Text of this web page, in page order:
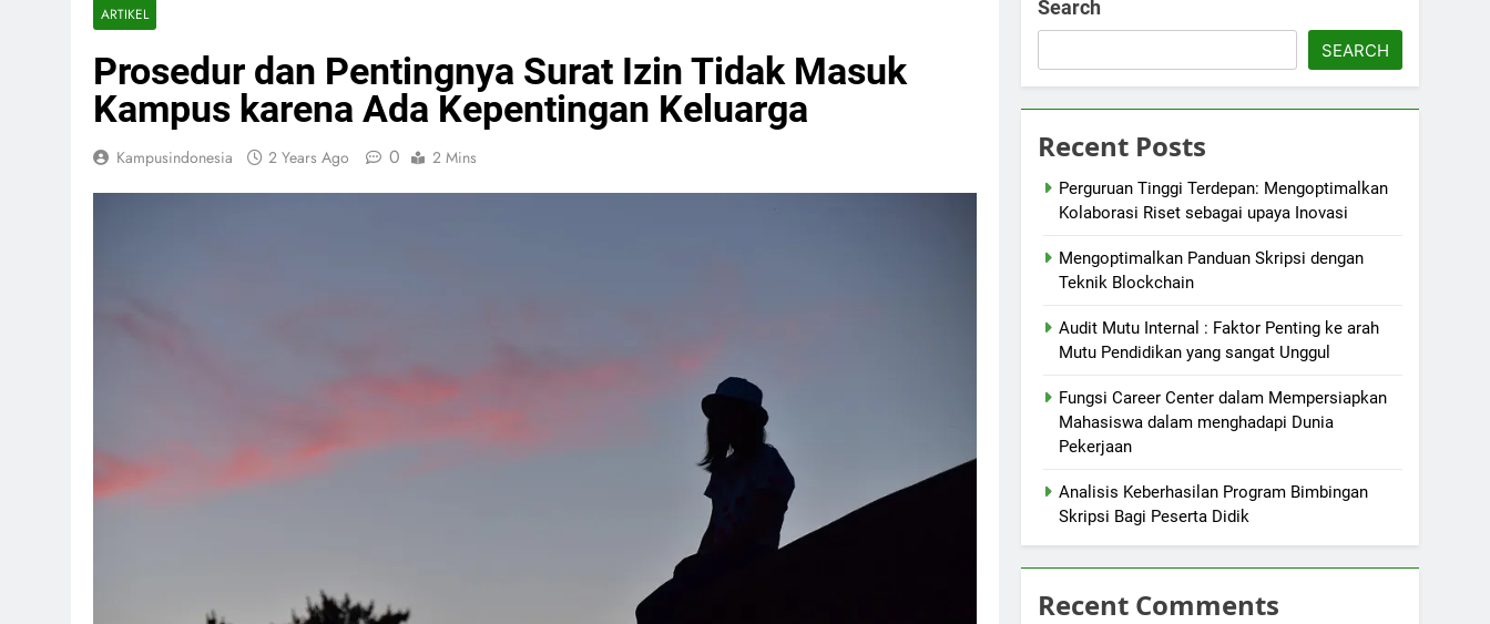
ARTIKEL
Prosedur dan Pentingnya Surat Izin Tidak Masuk
Kampus karena Ada Kepentingan Keluarga
Kampusindonesia 2 Years Ago 0 2 Mins
Search
SEARCH
Recent Posts
Perguruan Tinggi Terdepan: Mengoptimalkan
Kolaborasi Riset sebagai upaya Inovasi
Mengoptimalkan Panduan Skripsi dengan
Teknik Blockchain
Audit Mutu Internal : Faktor Penting ke arah
Mutu Pendidikan yang sangat Unggul
Fungsi Career Center dalam Mempersiapkan
Mahasiswa dalam menghadapi Dunia
Pekerjaan
Analisis Keberhasilan Program Bimbingan
Skripsi Bagi Peserta Didik
Recent Comments